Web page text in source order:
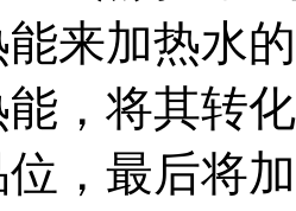
来加热水
，将其转
，最后将